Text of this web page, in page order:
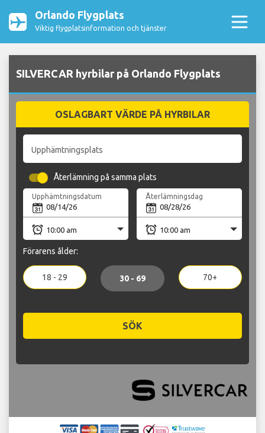
Orlando Flygplats
Viktig flygplatsinformation och tjänster
SILVERCAR hyrbilar på Orlando Flygplats
OSLAGBART VÄRDE PÅ HYRBILAR
Upphämtningsplats
Återlämning på samma plats
Upphämtningsdatum Återlämningsdag
Förarens ålder:
18 - 29 30 - 69 70+
SÖK